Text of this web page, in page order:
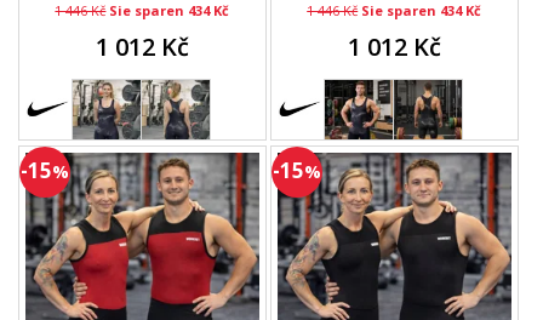
1 446 Kč Sie sparen 434 Kč
1 012 Kč
1 446 Kč Sie sparen 434 Kč
1 012 Kč
-15% -15%